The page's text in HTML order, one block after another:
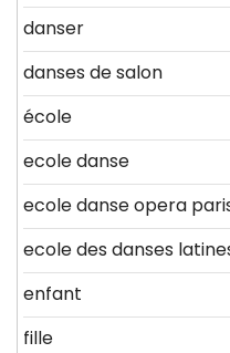
danser
danses de salon
école
ecole danse
ecole danse opera
ecole des danses
enfant
fille